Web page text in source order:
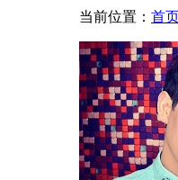
当前位置： 首